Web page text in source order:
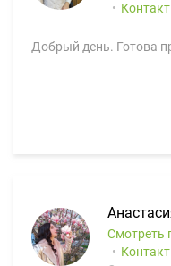
Добрый день. Готова
Смотреть